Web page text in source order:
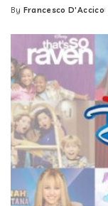
Posted
By Francesco D'Accico